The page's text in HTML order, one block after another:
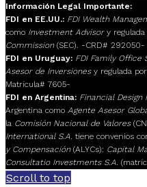
Información Legal Importante:
FDI en EE.UU.: FDI Wealth
como Investment Advisory regulada
Commission(SEC). -CRD# 292050-
FDI en Uruguay: FDI Family Office
Asesor de Inversionesy regulada
Matrícula# 7605-
FDI en Argentina: Financial Design
Argentina como Agente Asesor
la Comisión Nacional de Valores
International S.A. tiene convenios
y Compensación(ALYCs): Capital
Consultatio Investments S.A.
Scroll to top